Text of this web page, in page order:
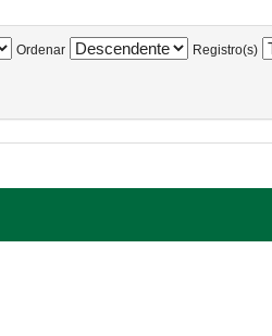
Ordenar Registro(s)